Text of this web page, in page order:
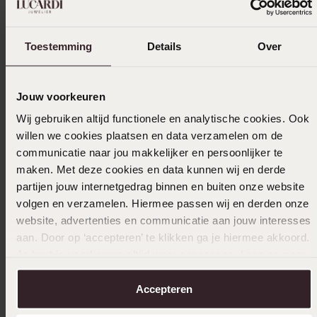
Toestemming Details Over
Jouw voorkeuren
Wij gebruiken altijd functionele en analytische cookies. Ook
willen we cookies plaatsen en data verzamelen om de
communicatie naar jou makkelijker en persoonlijker te
maken. Met deze cookies en data kunnen wij en derde
partijen jouw internetgedrag binnen en buiten onze website
volgen en verzamelen. Hiermee passen wij en derden onze
website, advertenties en communicatie aan jouw interesses
aan. Door op ‘accepteren’ te klikken ga je hiermee akkoord.
over in onscookiebeleid.
Accepteren